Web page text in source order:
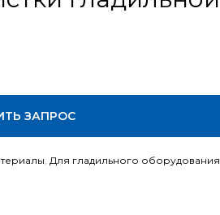
ЗАПРОС
, Для гладильного оборудования